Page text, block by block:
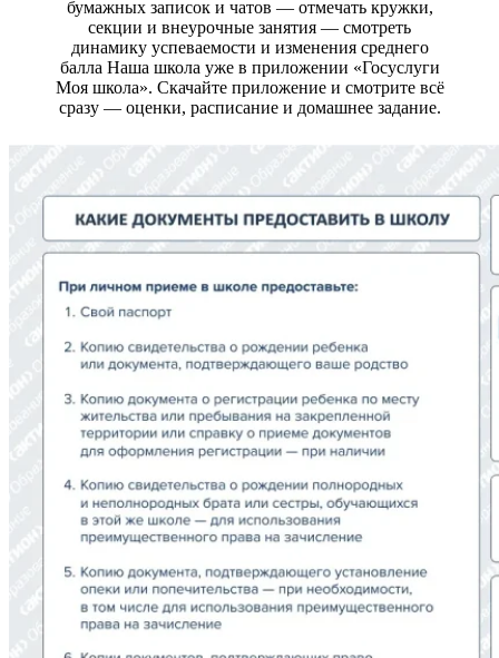
бумажных записок и чатов — отмечать кружки,
секции и внеурочные занятия — смотреть
динамику успеваемости и изменения среднего
балла Наша школа уже в приложении «Госуслуги
Моя школа». Скачайте приложение и смотрите всё
сразу — оценки, расписание и домашнее задание.